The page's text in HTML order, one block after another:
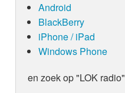
Android
BlackBerry
iPhone / iPad
Windows Phone
en zoek op "LOK radio"